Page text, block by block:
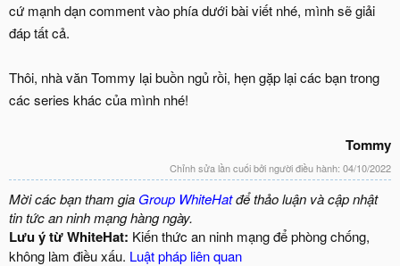
cứ mạnh dạn comment vào phía dưới bài viết nhé, mình sẽ giải
đáp tất cả.
Thôi, nhà văn Tommy lại buồn ngủ rồi, hẹn gặp lại các bạn trong
các series khác của mình nhé!
Tommy
Chỉnh sửa lần cuối bởi người điều hành: 04/10/2022
Mời các bạn tham gia Group WhiteHatđể thảo luận và cập nhật
tin tức an ninh mạng hàng ngày.
Lưu ý từ WhiteHat: Kiến thức an ninh mạng để phòng chống,
không làm điều xấu. Luật pháp liên quan